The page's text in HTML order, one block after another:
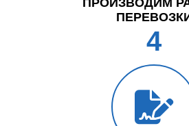
4